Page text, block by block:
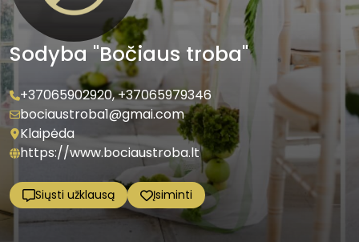
Sodyba "Bočiaus troba"
+37065902920,+37065979346
bociaustroba1@gmai.com
Klaipėda
https://www.bociaustroba.lt
Siųsti užklausą Įsiminti